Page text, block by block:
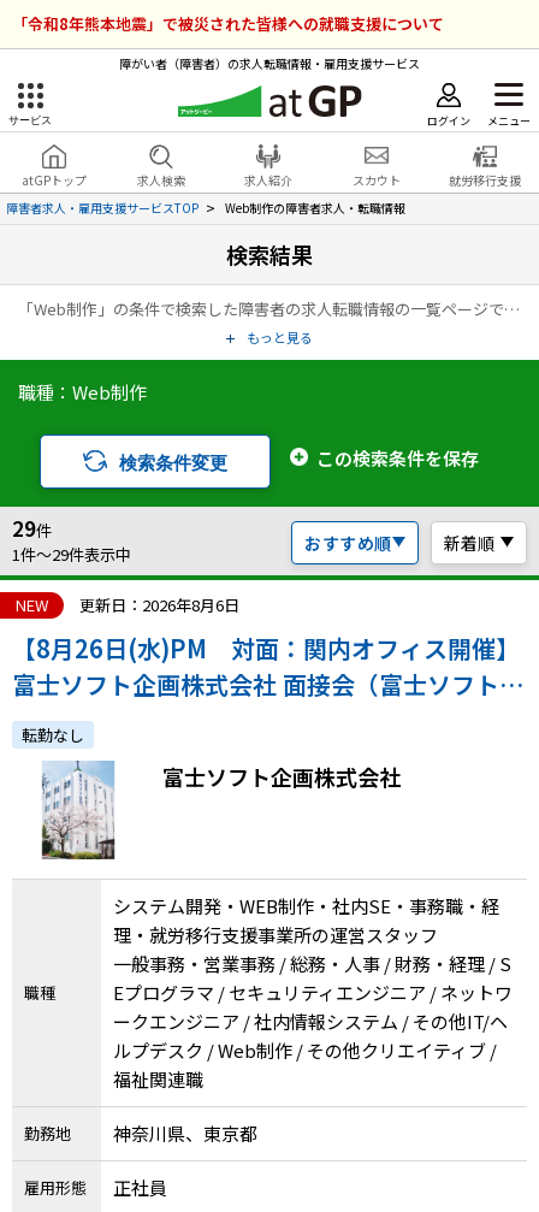
「令和8年熊本地震」で被災された皆様への就職支援について
障がい者（障害者）の求人転職情報・雇用支援サービス
サービス ログイン メニュー
atGPトップ 求人検索 求人紹介 スカウト
就労移行支援
障害者求人・雇用支援サービスTOP
Web制作の障害者求人・転職情報
検索結果
「Web制作」の条件で検索した障害者の求人転職情報の一覧ページです。アットジーピー（atGP）は、障害者の求人情報・障害者専門の転職支援サービス（エージェント）・就労移行支援事業所など、雇用に関する様々なサービスを展開している障害者の「働く」をトータルでサポートするサービスです。
もっと見る
職種：Web制作
検索条件変更 この検索条件を保存
おすすめ順 新着順
29件
1件〜29件表示中
NEW 更新日：2026年8月6日
【8月26日(水)PM 対面：関内オフィス開催】
富士ソフト企画株式会社 面接会（富士ソフトグ
ループの特例子会社・勤務地複数あり！）
転勤なし
富士ソフト企画株式会社
職種
システム開発・WEB制作・社内SE・事務職・経
理・就労移行支援事業所の運営スタッフ
一般事務・営業事務 / 総務・人事 / 財務・経理 / S
Eプログラマ / セキュリティエンジニア / ネットワ
ークエンジニア / 社内情報システム / その他IT/ヘ
ルプデスク / Web制作 / その他クリエイティブ /
福祉関連職
勤務地 神奈川県、東京都
雇用形態 正社員
障害者雇用のアットジーピー
サービスラインナップ
障害者専門の就転職支援サービス
障害者アスリート専門の就転職支援サービス
ハイスキルな障害者の転職支援サービス
障害のある新卒学生専門の就職エージェントサービス
求人検索・スカウトサービス
障害者専門の求人検索・スカウトサービス
就労移行支援サービス
障害別専門支援の就労移行支援サービス
ログイン 会員登録 無料
求人を検索する
求人を紹介してもらう
スカウトを受ける
就労移行支援サービス
就職・転職ノウハウ
お問い合わせ・よくある質問
お問い合わせ
よくある質問
採用をお考えの企業様はこちら
メニューを閉じる